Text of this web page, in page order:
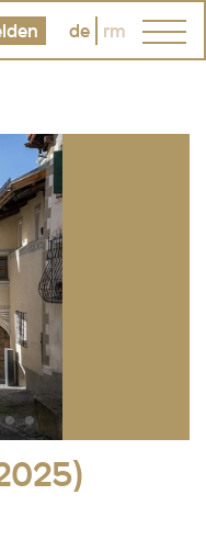
de rm